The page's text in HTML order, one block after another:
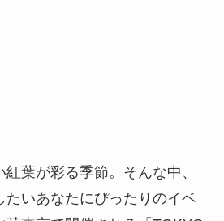
葉が彩る季節。そんな中、
たいあなたにぴったりのイベ